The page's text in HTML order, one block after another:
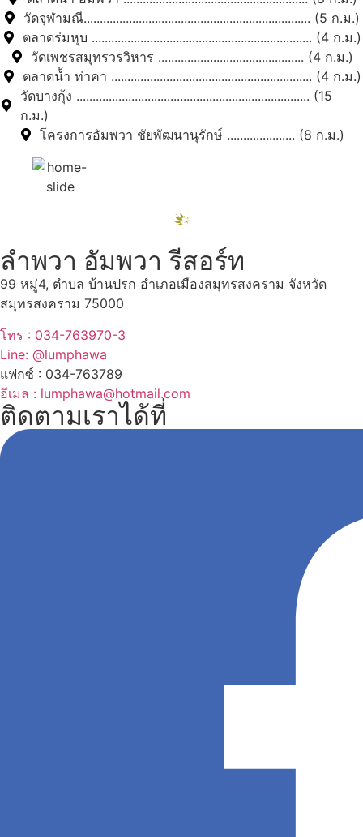
วัดจุฬามณี...................................................................... (5 ก.ม.)
ตลาดร่มหุบ .................................................................... (4 ก.ม.)
วัดเพชรสมุทรวรวิหาร ............................................. (4 ก.ม.)
ตลาดน้ำ ท่าคา .............................................................. (4 ก.ม.)
วัดบางกุ้ง ........................................................................ (15
ก.ม.)
โครงการอัมพวา ชัยพัฒนานุรักษ์ ..................... (8 ก.ม.)
ลำพวา อัมพวา รีสอร์ท
99 หมู่4, ตำบล บ้านปรก อำเภอเมืองสมุทรสงคราม จังหวัด
สมุทรสงคราม 75000
โทร : 034-763970-3
Line: @lumphawa
แฟกซ์ : 034-763789
อีเมล : lumphawa@hotmail.com
ติดตามเราได้ที่